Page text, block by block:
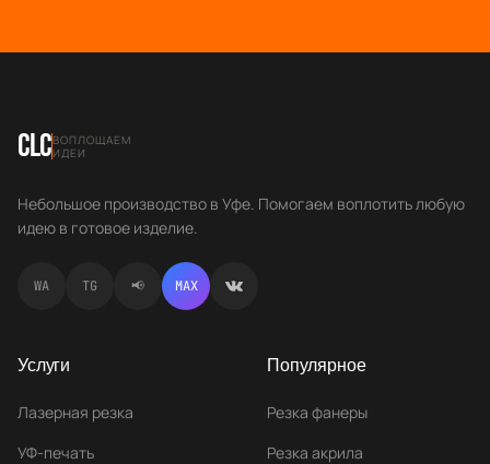
CLCВОПЛОЩАЕМ
ИДЕИ
Небольшое производство в Уфе. Помогаем воплотить любую
идею в готовое изделие.
WA TG 📢 MAX
Услуги
Лазерная резка
УФ-печать
Популярное
Резка фанеры
Резка акрила